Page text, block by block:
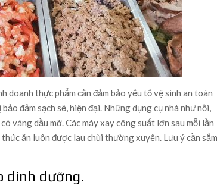
doanh thực phẩm cần đảm bảo yếu tố vệ sinh an toàn
đảm sạch sẽ, hiện đại. Những dụng cụ nhà như nồi,
váng dầu mỡ. Các máy xay công suất lớn sau mỗi lần
ăn luôn được lau chùi thường xuyên. Lưu ý cần
dinh dưỡng.